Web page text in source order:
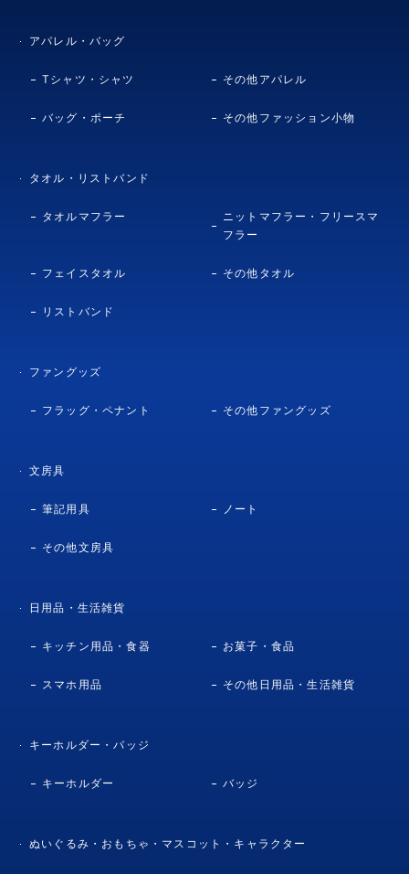
アパレル・バッグ
Tシャツ・シャツ その他アパレル
バッグ・ポーチ その他ファッション小物
タオル・リストバンド
タオルマフラー
ニットマフラー・フリースマ
フラー
フェイスタオル その他タオル
リストバンド
ファングッズ
フラッグ・ペナント その他ファングッズ
文房具
筆記用具 ノート
その他文房具
日用品・生活雑貨
キッチン用品・食器 お菓子・食品
スマホ用品 その他日用品・生活雑貨
キーホルダー・バッジ
キーホルダー バッジ
ぬいぐるみ・おもちゃ・マスコット・キャラクター